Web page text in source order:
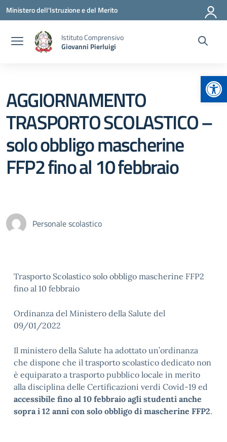
Vai ai contenuti
Vai al menu di navigazione
Vai al footer
Ministero dell'Istruzione e del Merito
Istituto Comprensivo
Giovanni Pierluigi
AGGIORNAMENTO
TRASPORTO SCOLASTICO –
solo obbligo mascherine
FFP2 fino al 10 febbraio
Personale scolastico
Trasporto Scolastico solo obbligo mascherine FFP2
fino al 10 febbraio
Ordinanza del Ministero della Salute del
09/01/2022
Il ministero della Salute ha adottato un’ordinanza
che dispone che il trasporto scolastico dedicato non
è equiparato a trasporto pubblico locale in merito
alla disciplina delle Certificazioni verdi Covid-19 ed
accessibile fino al 10 febbraio agli studenti anche
sopra i 12 anni con solo obbligo di mascherine FFP2.